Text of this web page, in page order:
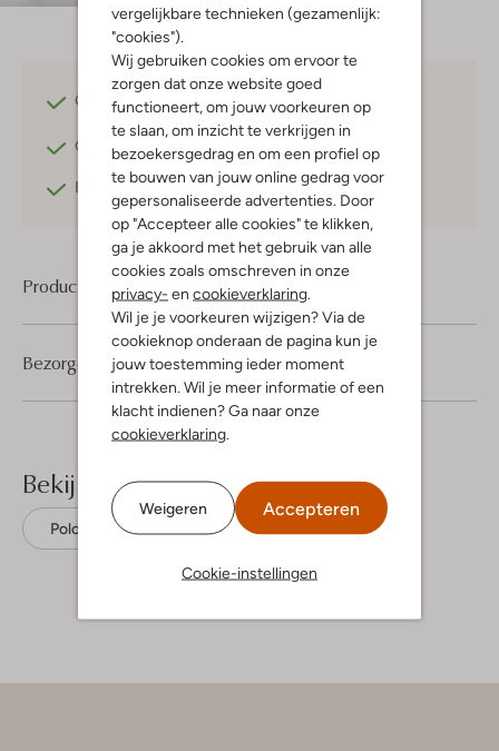
vergelijkbare technieken (gezamenlijk:
"cookies").
Wij gebruiken cookies om ervoor te
zorgen dat onze website goed
functioneert, om jouw voorkeuren op
te slaan, om inzicht te verkrijgen in
bezoekersgedrag en om een profiel op
te bouwen van jouw online gedrag voor
gepersonaliseerde advertenties. Door
op "Accepteer alle cookies" te klikken,
ga je akkoord met het gebruik van alle
cookies zoals omschreven in onze
privacy- en cookieverklaring.
Wil je je voorkeuren wijzigen? Via de
cookieknop onderaan de pagina kun je
jouw toestemming ieder moment
intrekken. Wil je meer informatie of een
klacht indienen? Ga naar onze
cookieverklaring.
Weigeren Accepteren
Cookie-instellingen
Gratis verzending vanaf €75,-
Gratis retourneren binnen 30 dagen*
Betaal achteraf met Klarna
Product informatie
Bezorgen & retourneren
Bekijk meer
Polo's Tommy Hilfiger Katoen